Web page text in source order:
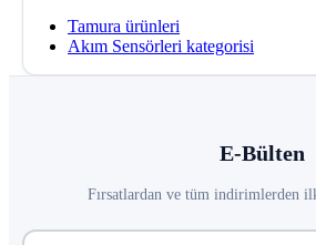
Tamura ürünleri
Akım Sensörleri kategorisi
E-Bülten
Fırsatlardan ve tüm indirimlerden